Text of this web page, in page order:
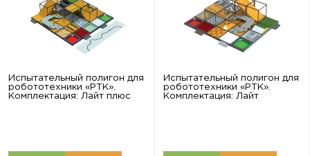
Испытательный полигон для
робототехники «РТК».
Комплектация: Лайт плюс
Испытательный полигон для
робототехники «РТК».
Комплектация: Лайт